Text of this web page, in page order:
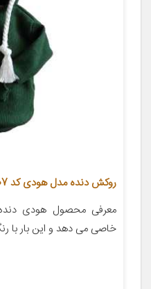
روکش دنده مدل هودی کد mega007
معرفی محصول ‌‌‌‌‌‌‌‌‌‌‌‌‌‌‌‌‌‌‌‌‌‌‌‌‌‌‌‌‌‌‌‌‌‌‌‌‌‌‌‌‌‌‌‌‌‌‌‌‌‌‌‌‌‌‌‌‌‌‌‌‌‌‌‌‌‌‌‌‌‌‌‌‌‌‌‌‌‌‌‌‌‌‌‌‌‌‌‌‌‌‌‌‌‌‌‌‌‌‌‌‌‌‌‌‌‌‌‌‌‌‌‌‌‌‌‌‌‌‌‌‌‌‌‌‌‌‌‌‌‌‌‌‌‌‌‌‌‌‌‌‌‌‌‌‌‌‌‌‌‌هودی
خاصی می دهد و این بار با